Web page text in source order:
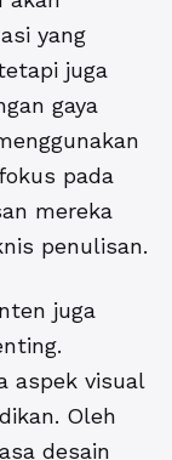
yang
juga
gaya
pada
mereka
penulisan.
juga
aspek visual
Oleh
desain